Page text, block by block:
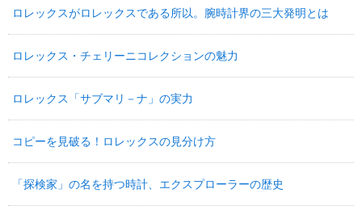
ロレックスがロレックスである所以。腕時計界の三大発明とは
ロレックス・チェリーニコレクションの魅力
ロレックス「サブマリ－ナ」の実力
コピーを見破る！ロレックスの見分け方
「探検家」の名を持つ時計、エクスプローラーの歴史